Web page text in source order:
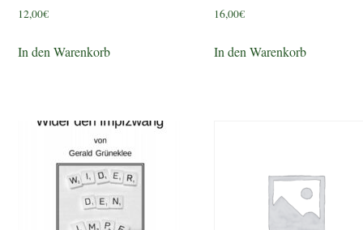
12,00€
In den Warenkorb
16,00€
In den Warenkorb